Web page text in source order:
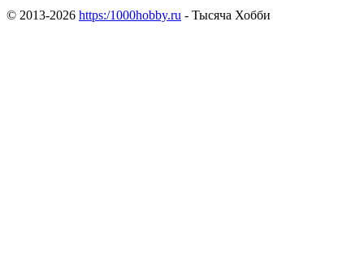
© 2013-2026 https:/1000hobby.ru - Тысяча Хобби